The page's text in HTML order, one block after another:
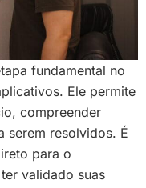
fundamental no
Ele permite
compreender
serem resolvidos. É
para o
validado suas